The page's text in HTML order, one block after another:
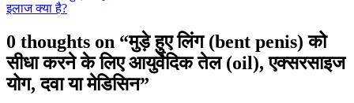
इलाज क्या है?
0 thoughts on “मुड़े हुए लिंग (bent penis) को
सीधा करने के लिए आयुर्वेदिक तेल (oil), एक्सरसाइज
योग, दवा या मेडिसिन”